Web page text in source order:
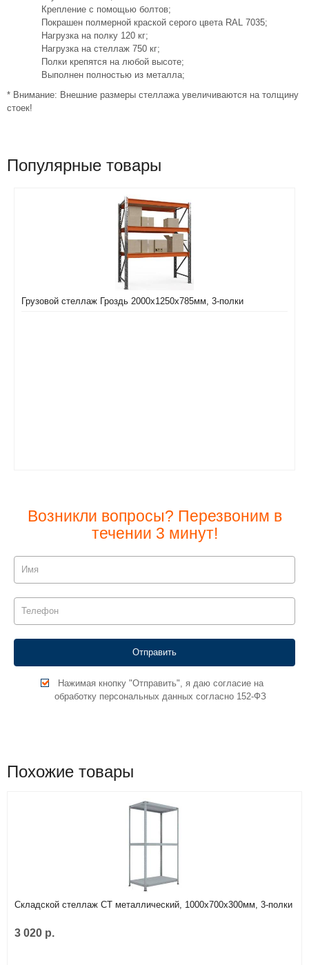
Крепление с помощью болтов;
Покрашен полмерной краской серого цвета RAL 7035;
Нагрузка на полку 120 кг;
Нагрузка на стеллаж 750 кг;
Полки крепятся на любой высоте;
Выполнен полностью из металла;
* Внимание: Внешние размеры стеллажа увеличиваются на толщину
стоек!
Популярные товары
Грузовой стеллаж Гроздь 2000х1250х785мм, 3-полки
Возникли вопросы? Перезвоним в
течении 3 минут!
Нажимая кнопку "Отправить", я даю согласие на
обработку персональных данных согласно 152-ФЗ
Похожие товары
Складской стеллаж СТ металлический, 1000х700х300мм, 3-полки
3 020 р.